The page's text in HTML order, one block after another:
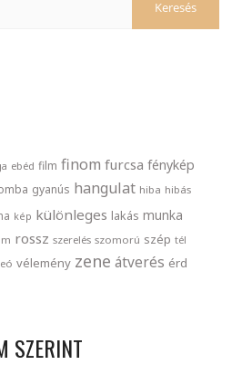
ebéd film finom furcsa fénykép
gyanús hangulat hiba hibás
kép különleges lakás munka
rossz szerelés szomorú szép tél
vélemény zene átverés érd
SZERINT